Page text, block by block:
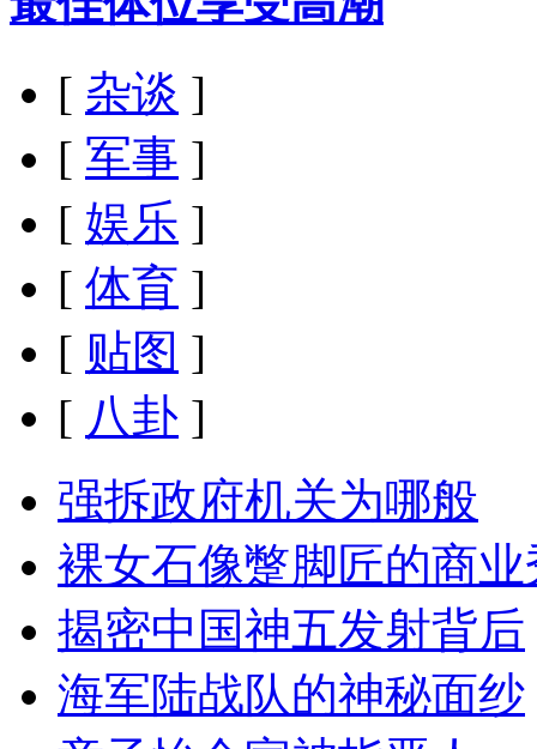
[ 杂谈 ]
[ 军事 ]
[ 娱乐 ]
[ 体育 ]
[ 贴图 ]
[ 八卦 ]
强拆政府机关为哪般
裸女石像蹩脚匠的商业
揭密中国神五发射背后
海军陆战队的神秘面纱